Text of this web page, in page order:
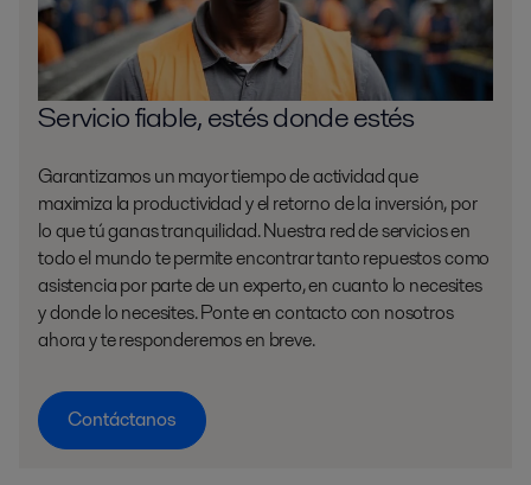
Servicio fiable, estés donde estés
Garantizamos un mayor tiempo de actividad que
maximiza la productividad y el retorno de la inversión, por
lo que tú ganas tranquilidad. Nuestra red de servicios en
todo el mundo te permite encontrar tanto repuestos como
asistencia por parte de un experto, en cuanto lo necesites
y donde lo necesites. Ponte en contacto con nosotros
ahora y te responderemos en breve.
Contáctanos